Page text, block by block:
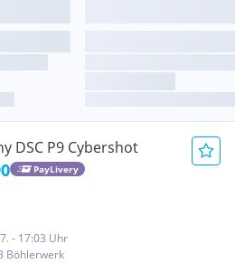
DSC P9 Cybershot
PayLivery
- 17:03 Uhr
Böhlerwerk